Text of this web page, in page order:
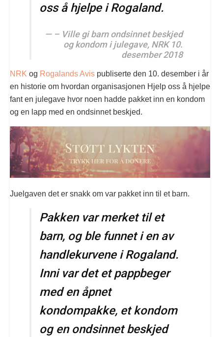
oss å hjelpe i Rogaland.
– Ville gi barn ondsinnet beskjed
og kondom i julegave, NRK 10.
desember 2018
NRK og Rogalands Avis publiserte den 10. desember i år
en historie om hvordan organisasjonen Hjelp oss å hjelpe
fant en julegave hvor noen hadde pakket inn en kondom
og en lapp med en ondsinnet beskjed.
Juelgaven det er snakk om var pakket inn til et barn.
Pakken var merket til et
barn, og ble funnet i en av
handlekurvene i Rogaland.
Inni var det et pappbeger
med en åpnet
kondompakke, et kondom
og en ondsinnet beskjed